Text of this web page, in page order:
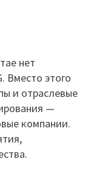
нет
Вместо этого
и отраслевые
—
компании.